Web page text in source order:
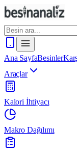
Ana SayfaBesinler
Araçlar
Kalori İhtiyacı
Makro Dağılımı